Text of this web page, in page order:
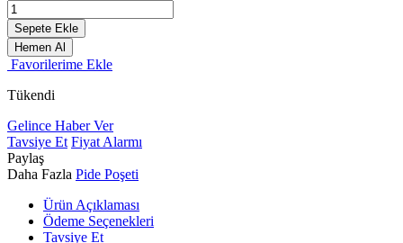
Sepete Ekle
Hemen Al
Favorilerime Ekle
Tükendi
Gelince Haber Ver
Tavsiye Et Fiyat Alarmı
Paylaş
Daha Fazla Pide Poşeti
Ürün Açıklaması
Ödeme Seçenekleri
Tavsiye Et